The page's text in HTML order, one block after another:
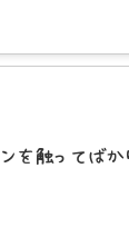
を触ってばか